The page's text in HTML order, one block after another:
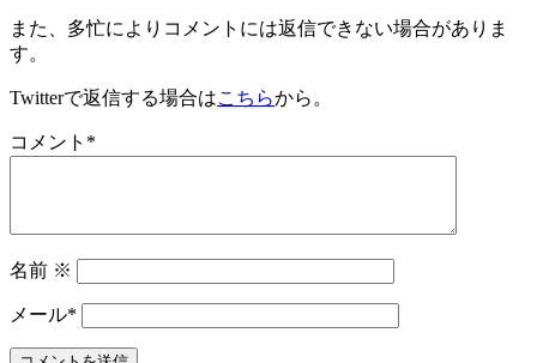
また、多忙によりコメントには返信できない場合がありま
す。
Twitterで返信する場合はこちらから。
コメント *
名前 ※
メール*